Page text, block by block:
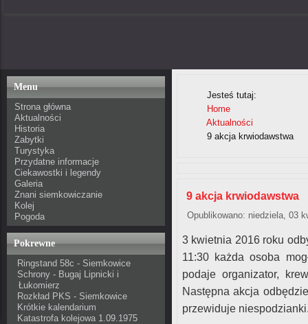
Menu
Strona główna
Aktualności
Historia
Zabytki
Turystyka
Przydatne informacje
Ciekawostki i legendy
Galeria
Znani siemkowiczanie
Kolej
Pogoda
Pokrewne
Ringstand 58c - Siemkowice
Schrony - Bugaj Lipnicki i
Łukomierz
Rozkład PKS - Siemkowice
Krótkie kalendarium
Katastrofa kolejowa 1.09.1975
Jesteś tutaj:
Home
Aktualności
9 akcja krwiodawstwa
9 akcja krwiodawstwa
Opublikowano: niedziela, 03
3 kwietnia 2016 roku
11:30 każda osoba
podaje organizator,
Następna akcja
przewiduje